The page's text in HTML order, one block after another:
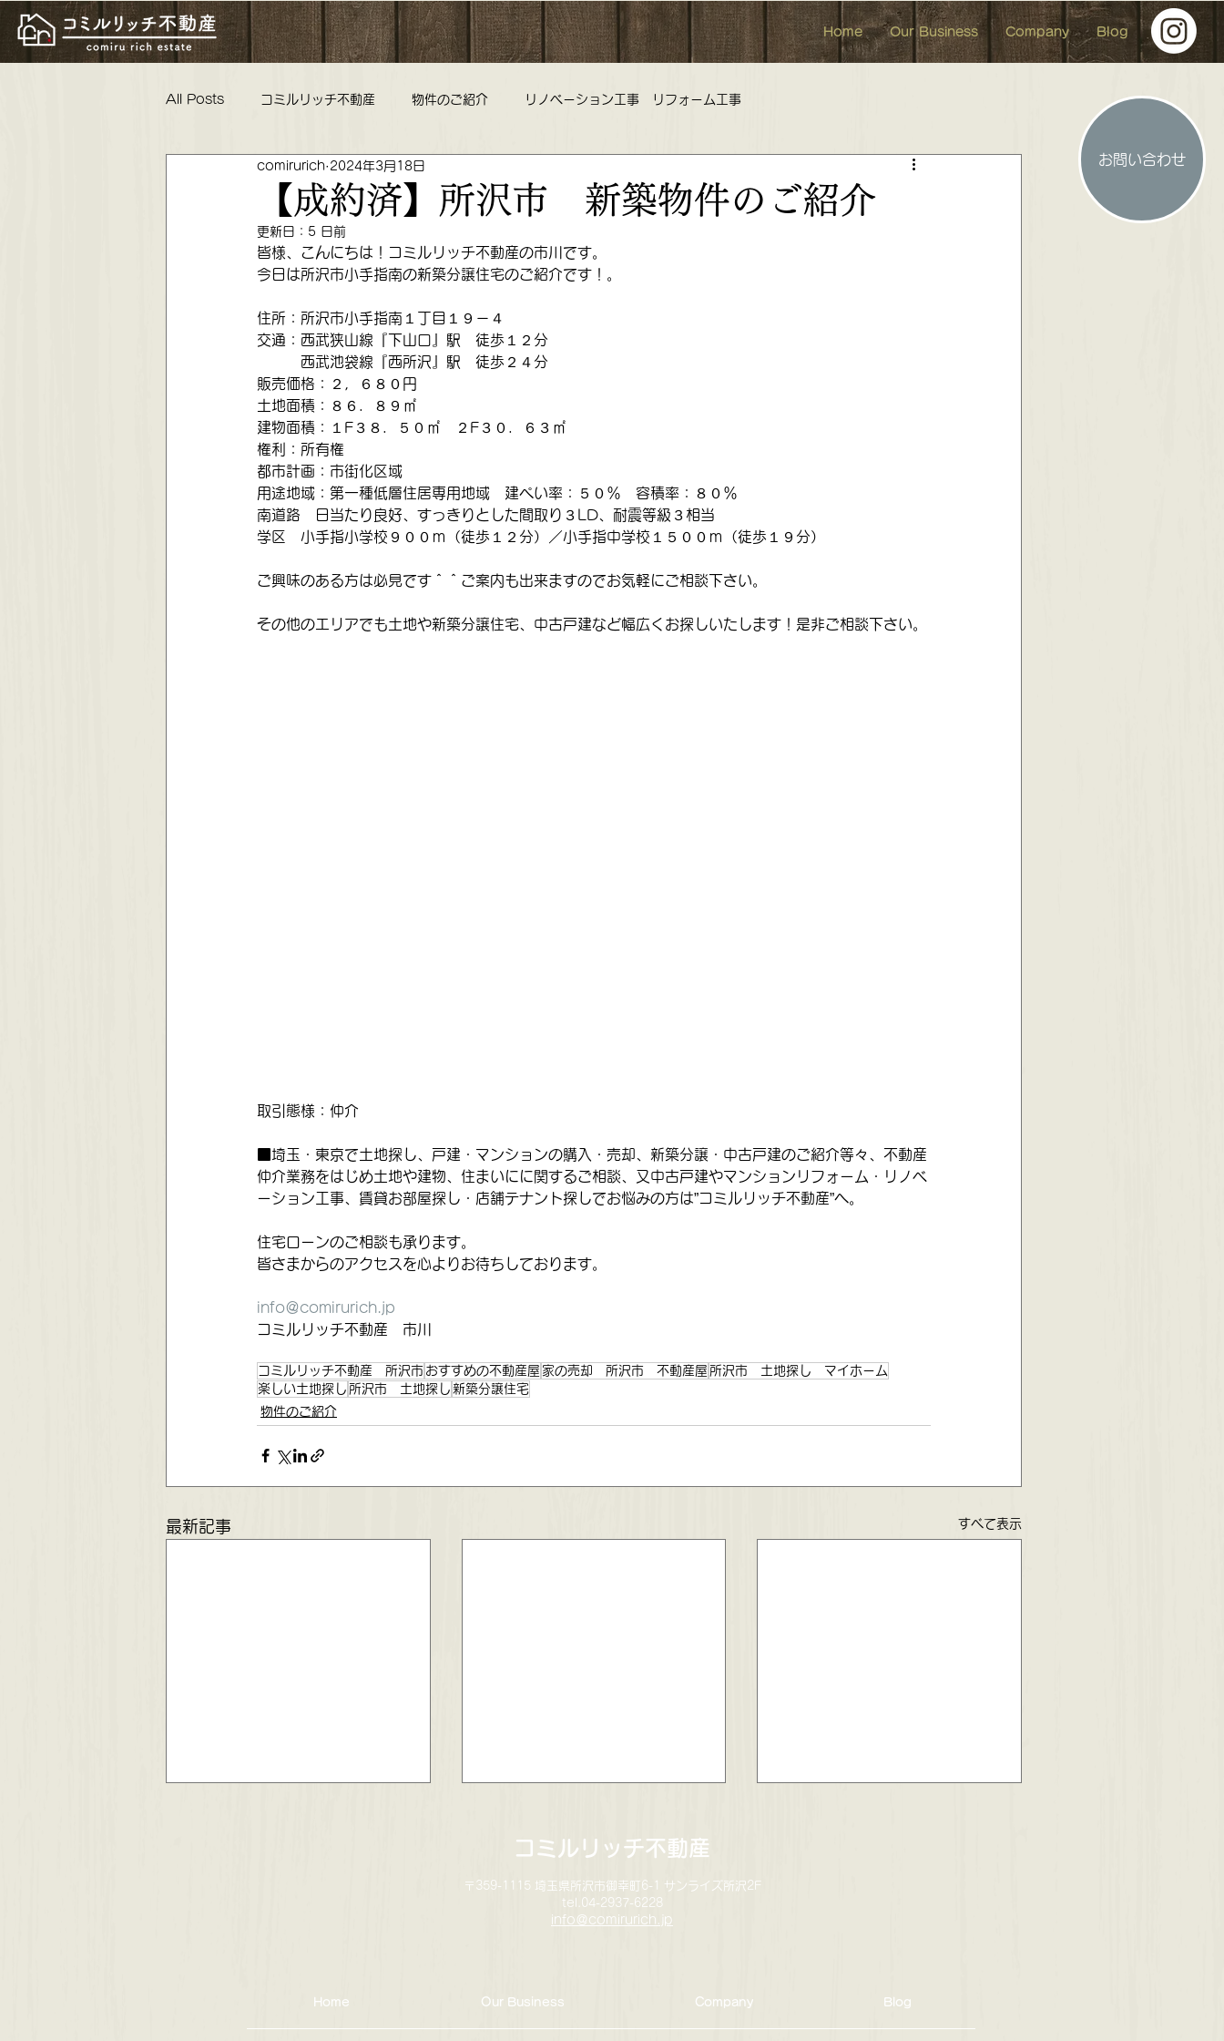
お問い合わせ
Home Our Business Company Blog
All Posts コミルリッチ不動産 物件のご紹介 リノベーション工事 リフォーム工事
物件紹介 リフォーム工事 親睦旅行 中古マンション 不動産査定 野老澤雛物語 ひな祭り 雛人形 イベント イベント参加
コミルリッチ不動産 不動産女子 コミルリッチ不動産 営業時間 定休日のお知らせ
これからの活動 懇親会 ロータリークラブ 不動産
【成約済】所沢市 新築物件のご紹介
comirurich 2024年3月18日
更新日： 5 日前
皆様、こんにちは！コミルリッチ不動産の市川です。
今日は所沢市小手指南の新築分譲住宅のご紹介です！。
住所：所沢市小手指南１丁目１９－４
交通：西武狭山線『下山口』駅　徒歩１２分
西武池袋線『西所沢』駅　徒歩２４分
販売価格：２，６８０円
土地面積：８６．８９㎡
建物面積：１F３８．５０㎡　２F３０．６３㎡
権利：所有権
都市計画：市街化区域
用途地域：第一種低層住居専用地域　建ぺい率：５０％　容積率：８０％
南道路　日当たり良好、すっきりとした間取り３LD、耐震等級３相当
学区　小手指小学校９００ｍ（徒歩１２分）／小手指中学校１５００ｍ（徒歩１９分）
ご興味のある方は必見です＾＾ご案内も出来ますのでお気軽にご相談下さい。
その他のエリアでも土地や新築分譲住宅、中古戸建など幅広くお探しいたします！是非ご相談下さい。
取引態様：仲介
■埼玉・東京で土地探し、戸建・マンションの購入・売却、新築分譲・中古戸建のご紹介等々、不動産
仲介業務をはじめ土地や建物、住まいにに関するご相談、又中古戸建やマンションリフォーム・リノベ
ーション工事、賃貸お部屋探し・店舗テナント探しでお悩みの方は”コミルリッチ不動産”へ。
住宅ローンのご相談も承ります。
皆さまからのアクセスを心よりお待ちしております。
info＠comirurich.jp
コミルリッチ不動産　市川
コミルリッチ不動産 所沢市 おすすめの不動産屋 家の売却 所沢市 不動産屋 所沢市 土地探し マイホーム
楽しい土地探し 所沢市 土地探し 新築分譲住宅
物件のご紹介
最新記事 すべて表示
賃貸募集中です✨
建✨成約しました！
ー✨タワマン賃貸物件
コミルリッチ不動産
〒359-1115 埼玉県所沢市御幸町6-1 サンライズ所沢2F
tel.04-2937-6228
info＠comirurich.jp
Home Our Business Company Blog